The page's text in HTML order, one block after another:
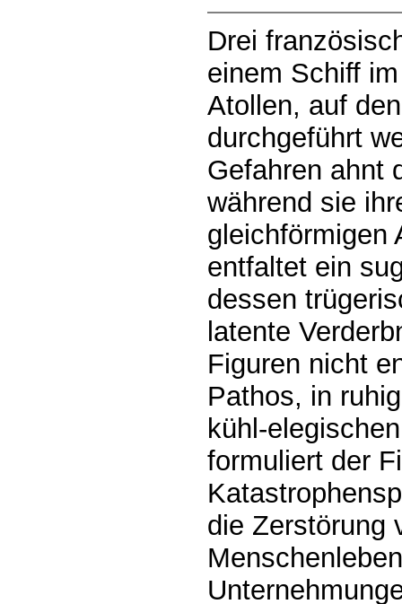
Drei
einem Schiff
Atollen, auf
durchgeführt
Gefahren ahnt
während sie
gleichförmigen
entfaltet ein
dessen
latente
Figuren nicht
Pathos, in
kühl-
formuliert der
die Zerstörung